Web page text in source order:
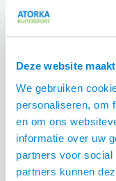
Deze website
We gebruiken
personaliseren, om
en om ons
informatie over uw
partners voor
partners kunnen
IJsland? Of een leuk
theeglas met daarop
IJslander, overigens
worden voor koffie
een waxine lichtje er
het glas ook erg leuk.
Cadeautjes
in alle
en maten voor de
liefhebber van het
IJslandse paard.
Bekijk